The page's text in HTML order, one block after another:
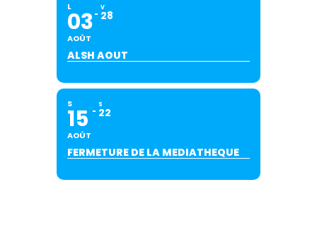
L
03
AOÛT
V
28
ALSH AOUT
S
15
AOÛT
S
22
FERMETURE DE LA MEDIATHEQUE